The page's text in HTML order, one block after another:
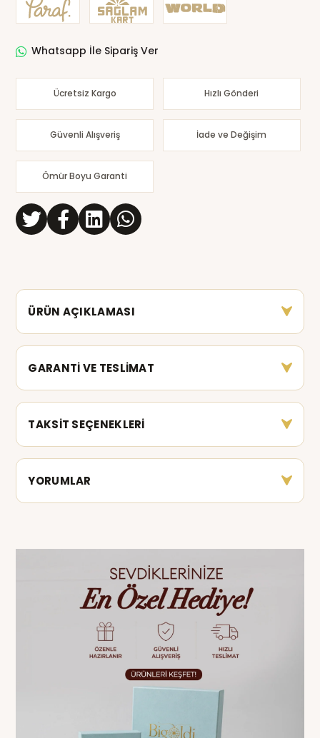
Whatsapp İle Sipariş Ver
Ücretsiz Kargo Hızlı Gönderi
Güvenli Alışveriş İade ve Değişim
Ömür Boyu Garanti
ÜRÜN AÇIKLAMASI
GARANTİ VE TESLİMAT
TAKSİT SEÇENEKLERİ
YORUMLAR